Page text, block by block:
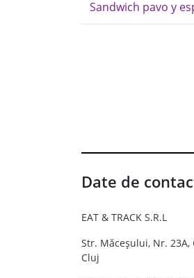
Sandwich pavo y
Date de
EAT & TRACK S.R.L
Str. Măceșului, Nr. 23A,
Cluj